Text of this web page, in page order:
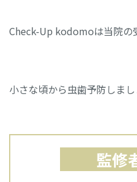
Check-Up kodomoは当院の
小さな頃から虫歯予防しま
監修